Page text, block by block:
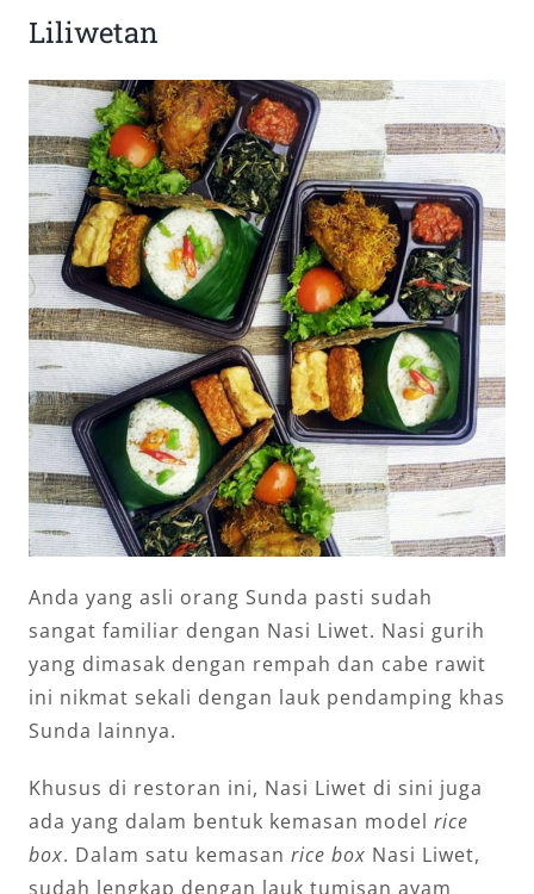
Liliwetan
Anda yang asli orang Sunda pasti sudah
sangat familiar dengan Nasi Liwet. Nasi gurih
yang dimasak dengan rempah dan cabe rawit
ini nikmat sekali dengan lauk pendamping khas
Sunda lainnya.
Khusus di restoran ini, Nasi Liwet di sini juga
ada yang dalam bentuk kemasan model rice
box. Dalam satu kemasan rice box Nasi Liwet,
sudah lengkap dengan lauk tumisan ayam